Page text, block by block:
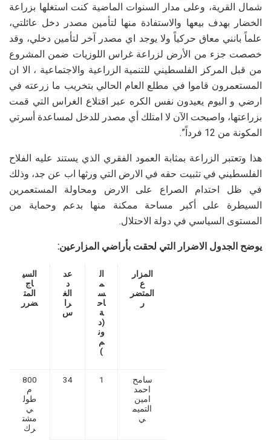
شمال القرية، وعلى مدار السنوات الماضية كنت استغلها بزراعة
الخضار بهدف بيعها والاستفادة منها لتأمين مصدر دخل عائلتي،
علماً بانني معاق حركياً ولا يوجد اي مصدر آخر لتأمين دخلي، وقد
خصصت جزء من الأرض لزراعة غراس اللوزيات ضمن المشروع
من قبل المركز الفلسطيني للتنمية الزراعية والاجتماعية ، الا ان
المستعمرون قاموا في مطلع العام الحالي بتخريب ما زرعته في
ارضي و اليوم يعيدون نفس الكره عبر اقتلاع الغراس التي قمت
بزراعتها، واصبحت الآن لا امتلك أي مصدر للدخل لمساعدة أسرتي
المكونة من 12 فرداً”.
هذا وتعتبر الزراعة بمثابة العمود الفقري الذي يستند عليه الفلاح
الفلسطيني في تثبيت حقه في الارض التي ورثها اب عن جد، وذلك
في ظل احتدام الصراع على الارض ومحاولة المستعمرين
السيطرة على أكبر مساحة ممكنة منها بدعم وحماية من
المستوى السياسي في دولة الاحتلال.
يوضح الجدول الاضرار التي لحقت بأراضي المزارعين:
المزار
ع
المتضر
ر
ال
م
س
اح
ة
(د
ون
م
)
عد
د
الغ
را
س
السي
اج
المت
ضرر
سامح
احمد
امين
التميم
ي
1
34
800
م
طول
ي
مشت
رك